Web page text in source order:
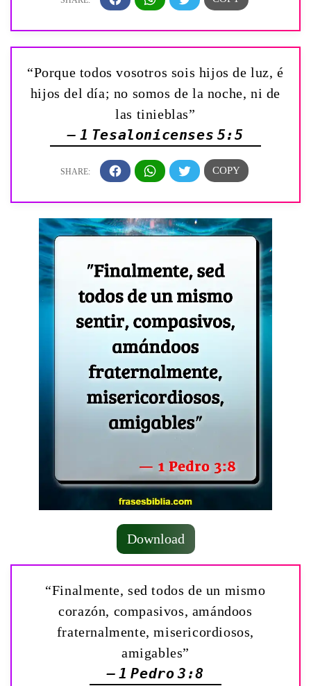
“Porque todos vosotros sois hijos de luz, é
hijos del día; no somos de la noche, ni de
las tinieblas”
— 1 Tesalonicenses 5:5
Download
“Finalmente, sed todos de un mismo
corazón, compasivos, amándoos
fraternalmente, misericordiosos,
amigables”
— 1 Pedro 3:8